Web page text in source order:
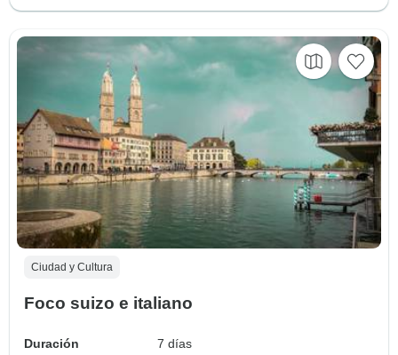
Ciudad y Cultura
Foco suizo e italiano
Duración 7 días